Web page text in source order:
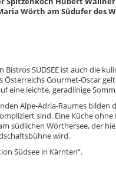
Wörth am Südufer des
SÜDSEE ist auch die
Österreichs Gourmet-Oscar
eine leichte, geradlinige
Alpe-Adria-Raumes bilden
sind. Eine Küche
südlichen Wörthersee, der
wird.
Südsee in Kärnten“.